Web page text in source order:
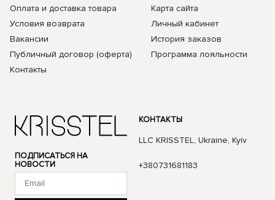
ПОДПИСАТЬСЯ НА
НОВОСТИ
Оплата и доставка товара
Условия возврата
Вакансии
Публичный договор (оферта)
Контакты
Карта сайта
Личный кабинет
История заказов
Программа лояльности
КОНТАКТЫ
LLC KRISSTEL, Ukraine, Kyiv
+380731681183